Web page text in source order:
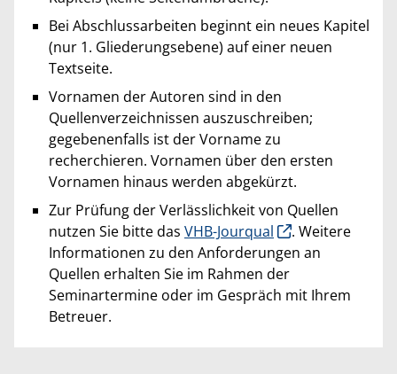
Bei Abschlussarbeiten beginnt ein neues Kapitel
(nur 1. Gliederungsebene) auf einer neuen
Textseite.
Vornamen der Autoren sind in den
Quellenverzeichnissen auszuschreiben;
gegebenenfalls ist der Vorname zu
recherchieren. Vornamen über den ersten
Vornamen hinaus werden abgekürzt.
Zur Prüfung der Verlässlichkeit von Quellen
nutzen Sie bitte das VHB-Jourqual
. Weitere
Informationen zu den Anforderungen an
Quellen erhalten Sie im Rahmen der
Seminartermine oder im Gespräch mit Ihrem
Betreuer.